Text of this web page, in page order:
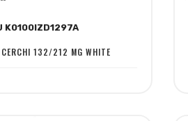
confronto
K0100IZD1297A
CERCHI 132/212 MG WHITE